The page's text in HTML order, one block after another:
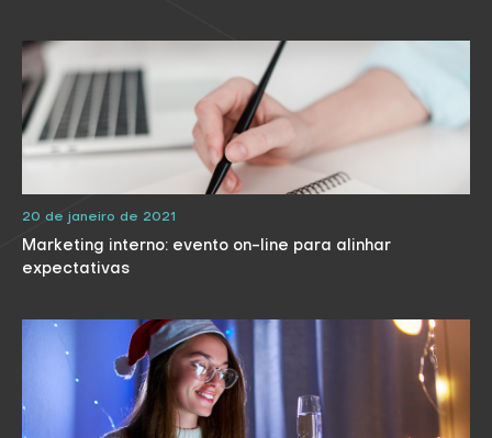
20 de janeiro de 2021
Marketing interno: evento on-line para alinhar
expectativas